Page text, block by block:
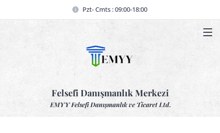
Pzt- Cmts : 09:00-18:00
Felsefi Danışmanlık Merkezi
EMYY Felsefi Danışmanlık ve Ticaret Ltd.